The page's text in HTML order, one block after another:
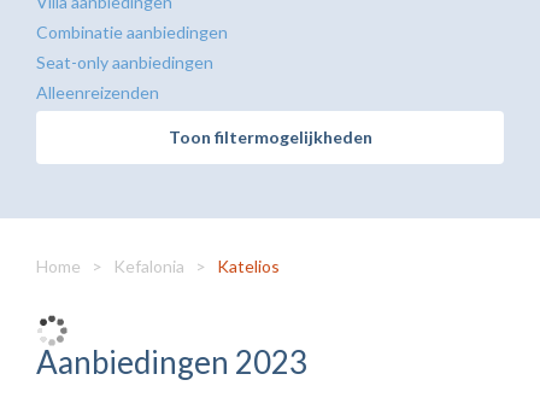
Combinatie aanbiedingen
Seat-only aanbiedingen
Alleenreizenden
Toon filtermogelijkheden
Home > Kefalonia > Katelios
Aanbiedingen 2023